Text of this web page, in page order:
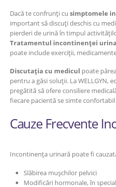
Dacă te confrunți cu simptomele
important să discuți deschis cu
pierderi de urină în timpul
Tratamentul incontinenței
poate include exerciții,
Discutația cu medicul poate
pentru a găsi soluții. La WELLGYN,
pregătită să ofere consiliere
fiecare pacientă se simte confortabil
Cauze Frecvente
Incontinența urinară poate fi
Slăbirea mușchilor pelvici
Modificări hormonale, în